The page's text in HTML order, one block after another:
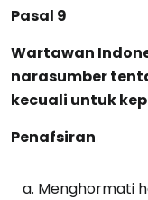
Pasal 9
Wartawan
narasumber
kecuali untuk
Penafsiran
Menghormati